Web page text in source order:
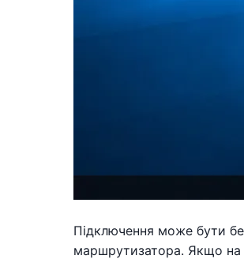
Підключення може бути
маршрутизатора. Якщо на